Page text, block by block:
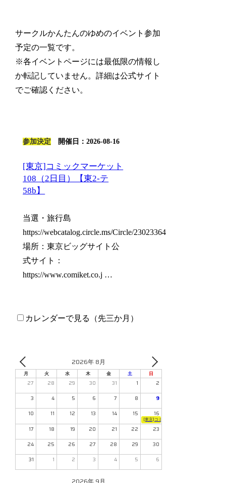
サークルかんたんのゆめのイベント参加
予定の一覧です。
※各イベントページには最低限の情報し
か転記していません。詳細は公式サイト
でご確認ください。
参加決定 開催日：2026-08-16
[東京]コミックマーケット
108（2日目）【東2-テ
58b】
当選・旅行島
https://webcatalog.circle.ms/Circle/23023364
場所：東京ビッグサイト公
式サイト：
https://www.comiket.co.j …
カレンダーで見る（先三か月）
2026年 8月
月 火 水 木 金 土 日
27 28 29 30 31 1
2
3
4 5 6 7 8
9
10
11 12 13 14 15 16
[東京]コミックマーケット108（2日目）【
17 18 19 20 21 22
23
24
25 26 27 28 29
30
31
1 2 3 4 5 6